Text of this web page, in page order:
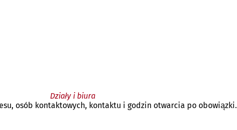
Działy i biura
osób kontaktowych, kontaktu i godzin otwarcia po obowiązki.